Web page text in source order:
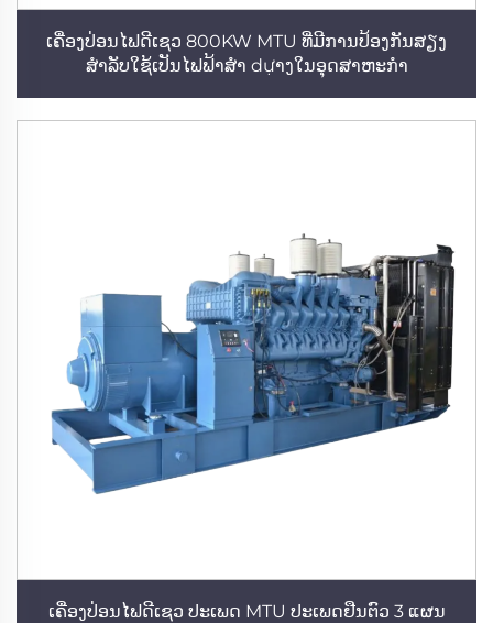
ເຄື່ອງປ່ອນໄຟດີເຊວ 800KW MTU ທີ່ມີການປ້ອງກັນສຽງ
ສຳລັບໃຊ້ເປັນໄຟຟ້າສຳ dựາງໃນອຸດສາຫະກຳ
ເຄື່ອງປ່ອນໄຟດີເຊວ ປະເພດ MTU ປະເພດຢືນຕົວ 3 ແຜນ